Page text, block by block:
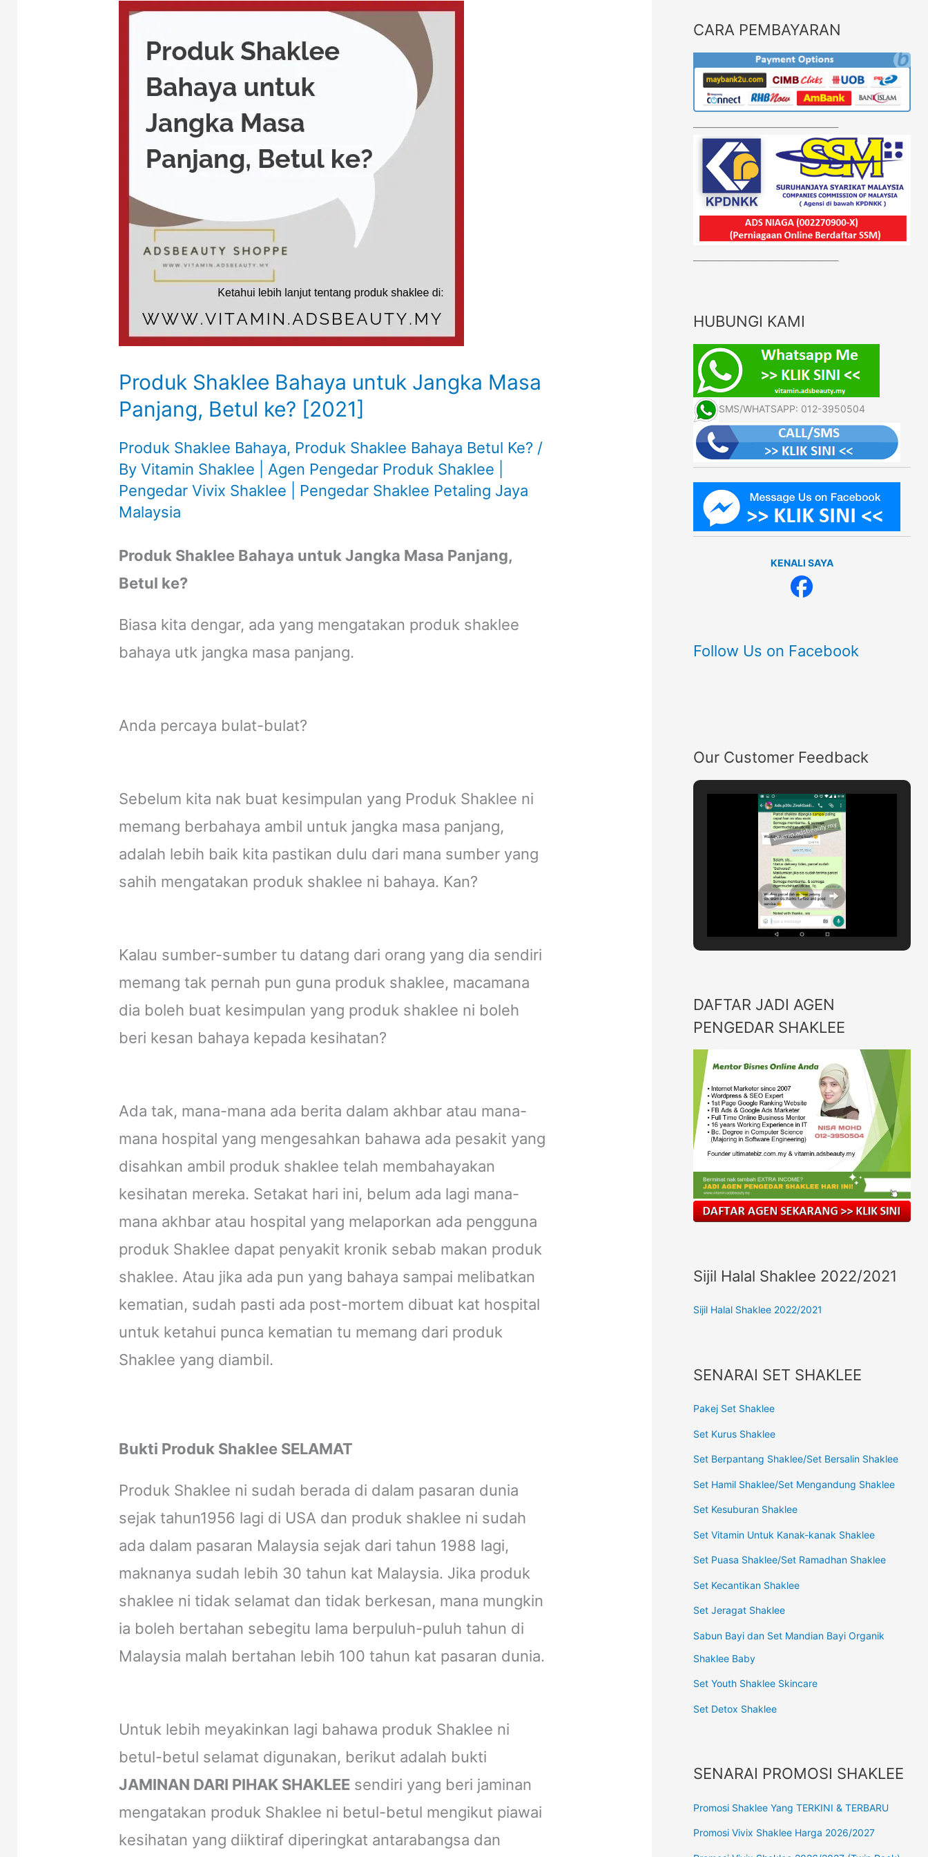
Produk Shaklee Bahaya untuk Jangka Masa
Panjang, Betul ke? [2021]
Produk Shaklee Bahaya, Produk Shaklee Bahaya Betul Ke? /
By Vitamin Shaklee | Agen Pengedar Produk Shaklee |
Pengedar Vivix Shaklee | Pengedar Shaklee Petaling Jaya
Malaysia
Produk Shaklee Bahaya untuk Jangka Masa Panjang,
Betul ke?
Biasa kita dengar, ada yang mengatakan produk shaklee
bahaya utk jangka masa panjang.
Anda percaya bulat-bulat?
Sebelum kita nak buat kesimpulan yang Produk Shaklee ni
memang berbahaya ambil untuk jangka masa panjang,
adalah lebih baik kita pastikan dulu dari mana sumber yang
sahih mengatakan produk shaklee ni bahaya. Kan?
Kalau sumber-sumber tu datang dari orang yang dia sendiri
memang tak pernah pun guna produk shaklee, macamana
dia boleh buat kesimpulan yang produk shaklee ni boleh
beri kesan bahaya kepada kesihatan?
Ada tak, mana-mana ada berita dalam akhbar atau mana-
mana hospital yang mengesahkan bahawa ada pesakit yang
disahkan ambil produk shaklee telah membahayakan
kesihatan mereka. Setakat hari ini, belum ada lagi mana-
mana akhbar atau hospital yang melaporkan ada pengguna
produk Shaklee dapat penyakit kronik sebab makan produk
shaklee. Atau jika ada pun yang bahaya sampai melibatkan
kematian, sudah pasti ada post-mortem dibuat kat hospital
untuk ketahui punca kematian tu memang dari produk
Shaklee yang diambil.
Bukti Produk Shaklee SELAMAT
Produk Shaklee ni sudah berada di dalam pasaran dunia
sejak tahun1956 lagi di USA dan produk shaklee ni sudah
ada dalam pasaran Malaysia sejak dari tahun 1988 lagi,
maknanya sudah lebih 30 tahun kat Malaysia. Jika produk
shaklee ni tidak selamat dan tidak berkesan, mana mungkin
ia boleh bertahan sebegitu lama berpuluh-puluh tahun di
Malaysia malah bertahan lebih 100 tahun kat pasaran dunia.
Untuk lebih meyakinkan lagi bahawa produk Shaklee ni
betul-betul selamat digunakan, berikut adalah bukti
JAMINAN DARI PIHAK SHAKLEEsendiri yang beri jaminan
mengatakan produk Shaklee ni betul-betul mengikut piawai
kesihatan yang diiktiraf diperingkat antarabangsa dan
CARA PEMBAYARAN
HUBUNGI KAMI
SMS/WHATSAPP: 012-3950504
KENALI SAYA
Follow Us on Facebook
Our Customer Feedback
DAFTAR JADI AGEN
PENGEDAR SHAKLEE
Sijil Halal Shaklee 2022/2021
Sijil Halal Shaklee 2022/2021
SENARAI SET SHAKLEE
Pakej Set Shaklee
Set Kurus Shaklee
Set Berpantang Shaklee/Set Bersalin Shaklee
Set Hamil Shaklee/Set Mengandung Shaklee
Set Kesuburan Shaklee
Set Vitamin Untuk Kanak-kanak Shaklee
Set Puasa Shaklee/Set Ramadhan Shaklee
Set Kecantikan Shaklee
Set Jeragat Shaklee
Sabun Bayi dan Set Mandian Bayi Organik
Shaklee Baby
Set Youth Shaklee Skincare
Set Detox Shaklee
SENARAI PROMOSI SHAKLEE
Promosi Shaklee Yang TERKINI & TERBARU
Promosi Vivix Shaklee Harga 2026/2027